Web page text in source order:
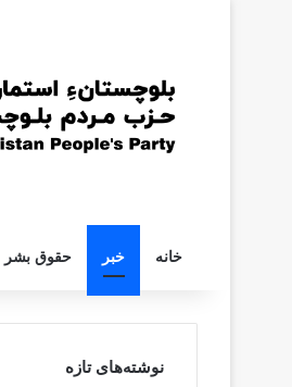
خانه خبر حقوق بشر
نوشته‌های تازه